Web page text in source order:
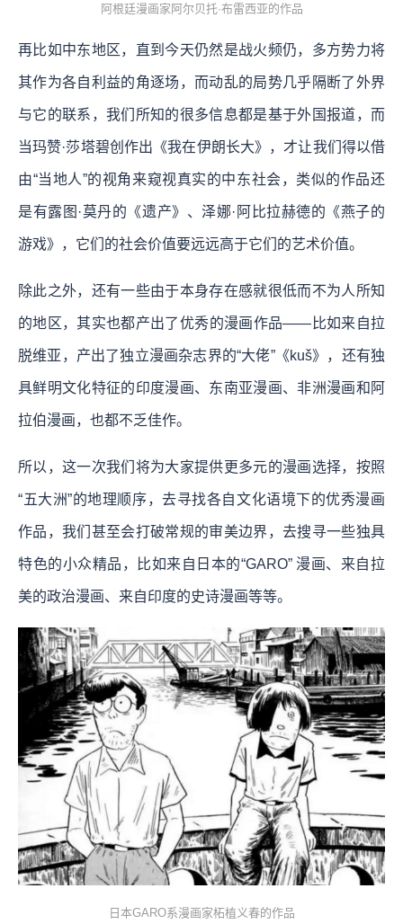
阿根廷漫画家阿尔贝托·布雷西亚的作品
再比如中东地区，直到今天仍然是战火频仍，多方势力将
其作为各自利益的角逐场，而动乱的局势几乎隔断了外界
与它的联系，我们所知的很多信息都是基于外国报道，而
当玛赞·莎塔碧创作出《我在伊朗长大》，才让我们得以借
由“当地人”的视角来窥视真实的中东社会，类似的作品还
是有露图·莫丹的《遗产》、泽娜·阿比拉赫德的《燕子的
游戏》，它们的社会价值要远远高于它们的艺术价值。
除此之外，还有一些由于本身存在感就很低而不为人所知
的地区，其实也都产出了优秀的漫画作品——比如来自拉
脱维亚，产出了独立漫画杂志界的“大佬”《kuš》，还有独
具鲜明文化特征的印度漫画、东南亚漫画、非洲漫画和阿
拉伯漫画，也都不乏佳作。
所以，这一次我们将为大家提供更多元的漫画选择，按照
“五大洲”的地理顺序，去寻找各自文化语境下的优秀漫画
作品，我们甚至会打破常规的审美边界，去搜寻一些独具
特色的小众精品，比如来自日本的“GARO” 漫画、来自拉
美的政治漫画、来自印度的史诗漫画等等。
日本GARO系漫画家柘植义春的作品